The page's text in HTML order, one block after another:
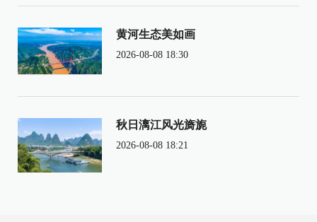
黄河生态美如画
2026-08-08 18:30
秋日漓江风光旖旎
2026-08-08 18:21